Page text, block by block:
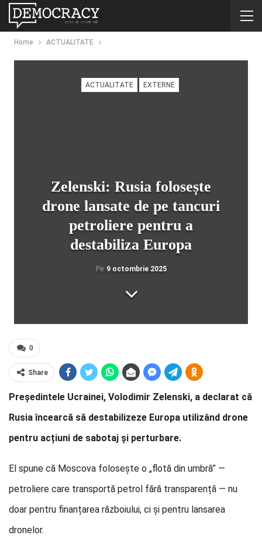
Home ACTUALITATE
ACTUALITATE EXTERNE
Zelenski: Rusia folosește
drone lansate de pe tancuri
petroliere pentru a
destabiliza Europa
Pe 9 octombrie 2025
0
Share
Președintele Ucrainei, Volodimir Zelenski, a declarat că
Rusia încearcă să destabilizeze Europa utilizând drone
pentru acțiuni de sabotaj și perturbare.
El spune că Moscova folosește o „flotă din umbră” —
petroliere care transportă petrol fără transparență — nu
doar pentru finanțarea războiului, ci și pentru lansarea
dronelor.